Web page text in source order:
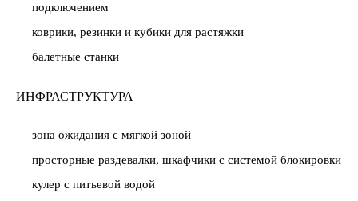
подключением
коврики, резинки и кубики для растяжки
балетные станки
ИНФРАСТРУКТУРА
зона ожидания с мягкой зоной
просторные раздевалки, шкафчики с системой блокировки
кулер с питьевой водой